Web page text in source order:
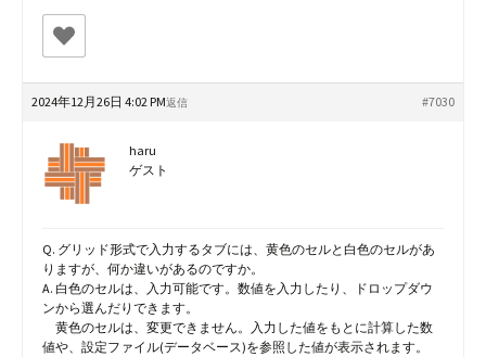
2024年12月26日 4:02 PM #7030
返信
haru
ゲスト
Q. グリッド形式で入力するタブには、黄色のセルと白色のセルがあ
りますが、何か違いがあるのですか。
A. 白色のセルは、入力可能です。数値を入力したり、ドロップダウ
ンから選んだりできます。
黄色のセルは、変更できません。入力した値をもとに計算した数
値や、設定ファイル(データベース)を参照した値が表示されます。